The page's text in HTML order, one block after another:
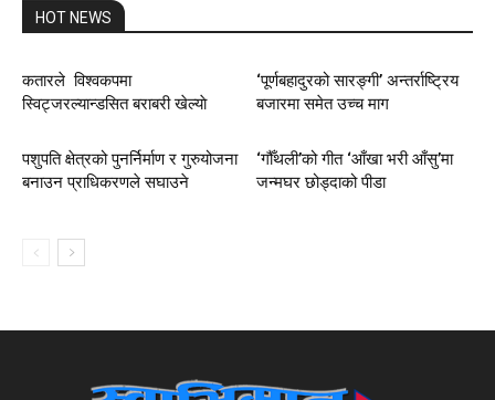
HOT NEWS
कतारले विश्वकपमा
स्विट्जरल्यान्डसित बराबरी खेल्याे
‘पूर्णबहादुरको सारङ्गी’ अन्तर्राष्ट्रिय
बजारमा समेत उच्च माग
पशुपति क्षेत्रको पुनर्निर्माण र गुरुयोजना
बनाउन प्राधिकरणले सघाउने
‘गौँथली’को गीत ‘आँखा भरी आँसु’मा
जन्मघर छोड्दाको पीडा